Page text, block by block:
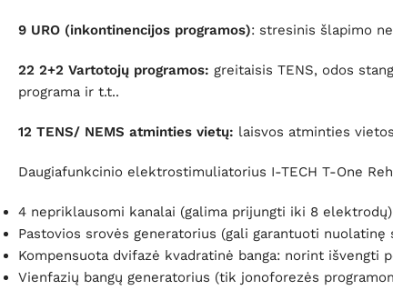
9 URO (inkontinencijos programos): stresinis šlapimo
22 2+2 Vartotojų programos: greitaisis TENS, odos
programa ir t.t..
12 TENS/ NEMS atminties vietų: laisvos atminties
Daugiafunkcinio elektrostimuliatorius I-TECH T-One
4 nepriklausomi kanalai (galima prijungti iki 8
Pastovios srovės generatorius (gali garantuoti
Kompensuota dvifazė kvadratinė banga: norint
Vienfazių bangų generatorius (tik jonoforezės